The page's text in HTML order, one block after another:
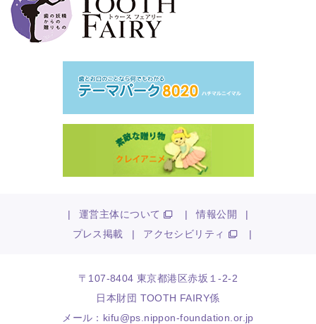
| 運営主体について | 情報公開
|
プレス掲載
| アクセシビリティ |
〒107-8404 東京都港区赤坂１-2-2
日本財団 TOOTH FAIRY係
メール： kifu@ps.nippon-foundation.or.jp